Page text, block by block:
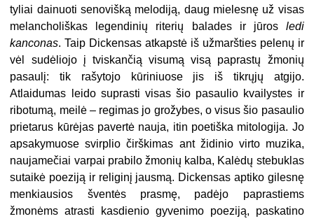
tyliai dainuoti senovišką melodiją, daug mielesnę už visas
melancholiškas legendinių riterių balades ir jūros ledi
kanconas. Taip Dickensas atkapstė iš užmaršties pelenų ir
vėl sudėliojo į tviskančią visumą visą paprastų žmonių
pasaulį: tik rašytojo kūriniuose jis iš tikrųjų atgijo.
Atlaidumas leido suprasti visas šio pasaulio kvailystes ir
ribotumą, meilė – regimas jo grožybes, o visus šio pasaulio
prietarus kūrėjas pavertė nauja, itin poetiška mitologija. Jo
apsakymuose svirplio čirškimas ant židinio virto muzika,
naujamečiai varpai prabilo žmonių kalba, Kalėdų stebuklas
sutaikė poeziją ir religinį jausmą. Dickensas aptiko gilesnę
menkiausios šventės prasmę, padėjo paprastiems
žmonėms atrasti kasdienio gyvenimo poeziją, paskatino